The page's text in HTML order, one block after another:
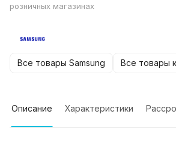
розничных магазинах
Все товары Samsung Все товары
Описание Характеристики